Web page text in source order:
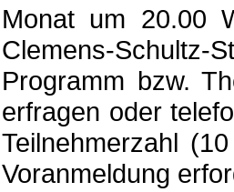
Monat um 20.00
Clemens-
Programm bzw.
erfragen oder
Teilnehmerzahl
Voranmeldung